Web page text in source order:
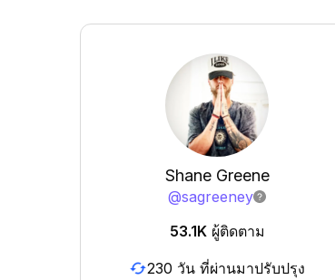
Shane Greene
@sagreeney
53.1K ผู้ติดตาม
230 วัน ที่ผ่านมาปรับปรุง